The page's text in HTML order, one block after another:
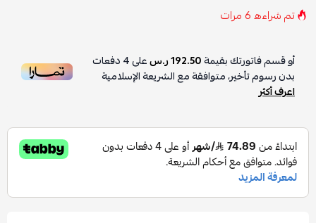
تم شراءه6مرات
أو قسم فاتورتك بقيمة192.50 ر.س على4دفعات
بدون رسوم تأخير، متوافقة مع الشريعة الإسلامية
اعرف أكثر